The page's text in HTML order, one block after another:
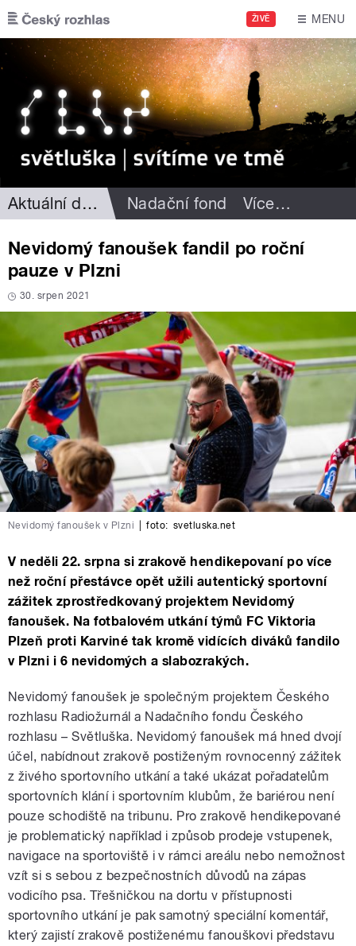
Přejít k hlavnímu obsahu
ŽIVĚ MENU
Aktuální dění Nadační fond Více…
Nevidomý fanoušek fandil po roční
pauze v Plzni
30. srpen 2021
Nevidomý fanoušek v Plzni foto: svetluska.net
V neděli 22. srpna si zrakově hendikepovaní po více
než roční přestávce opět užili autentický sportovní
zážitek zprostředkovaný projektem Nevidomý
fanoušek. Na fotbalovém utkání týmů FC Viktoria
Plzeň proti Karviné tak kromě vidících diváků fandilo
v Plzni i 6 nevidomých a slabozrakých.
Nevidomý fanoušek je společným projektem Českého
rozhlasu Radiožurnál a Nadačního fondu Českého
rozhlasu – Světluška. Nevidomý fanoušek má hned dvojí
účel, nabídnout zrakově postiženým rovnocenný zážitek
z živého sportovního utkání a také ukázat pořadatelům
sportovních klání i sportovním klubům, že bariérou není
pouze schodiště na tribunu. Pro zrakově hendikepované
je problematický například i způsob prodeje vstupenek,
navigace na sportoviště i v rámci areálu nebo nemožnost
vzít si s sebou z bezpečnostních důvodů na zápas
vodicího psa. Třešničkou na dortu v přístupnosti
sportovního utkání je pak samotný speciální komentář,
který zajistí zrakově postiženému fanouškovi představu